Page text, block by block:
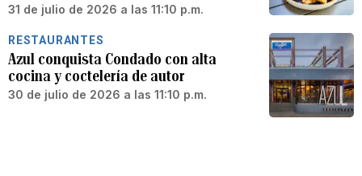
31 de julio de 2026 a las 11:10 p.m.
RESTAURANTES
Azul conquista Condado con alta
cocina y coctelería de autor
30 de julio de 2026 a las 11:10 p.m.